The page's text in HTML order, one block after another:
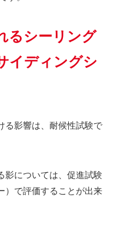
るシーリング
イディングシ
る影響は、耐候性試験で
影については、促進試験
）で評価することが出来